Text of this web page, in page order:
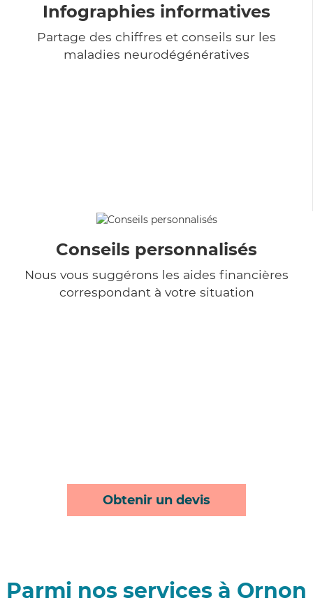
Infographies informatives
Partage des chiffres et conseils sur les
maladies neurodégénératives
Conseils personnalisés
Nous vous suggérons les aides financières
correspondant à votre situation
Obtenir un devis
Parmi nos services à Ornon